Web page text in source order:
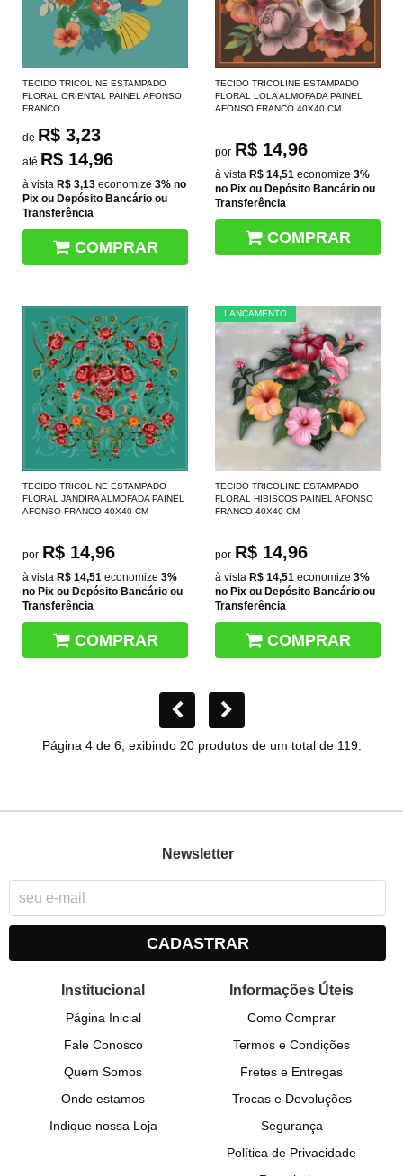
TECIDO TRICOLINE ESTAMPADO
FLORAL ORIENTAL PAINEL AFONSO
FRANCO
de R$ 3,23
até R$ 14,96
à vista R$ 3,13 economize 3% no
Pix ou Depósito Bancário ou
Transferência
COMPRAR
TECIDO TRICOLINE ESTAMPADO
FLORAL LOLA ALMOFADA PAINEL
AFONSO FRANCO 40X40 CM
por R$ 14,96
à vista R$ 14,51 economize 3%
no Pix ou Depósito Bancário ou
Transferência
COMPRAR
TECIDO TRICOLINE ESTAMPADO
FLORAL JANDIRA ALMOFADA PAINEL
AFONSO FRANCO 40X40 CM
por R$ 14,96
à vista R$ 14,51 economize 3%
no Pix ou Depósito Bancário ou
Transferência
COMPRAR
LANÇAMENTO
TECIDO TRICOLINE ESTAMPADO
FLORAL HIBISCOS PAINEL AFONSO
FRANCO 40X40 CM
por R$ 14,96
à vista R$ 14,51 economize 3%
no Pix ou Depósito Bancário ou
Transferência
COMPRAR
Página 4 de 6, exibindo 20 produtos de um total de 119.
Newsletter
CADASTRAR
Institucional
Página Inicial
Fale Conosco
Quem Somos
Onde estamos
Indique nossa Loja
Informações Úteis
Como Comprar
Termos e Condições
Fretes e Entregas
Trocas e Devoluções
Segurança
Política de Privacidade